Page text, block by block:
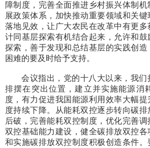
障制度，完善全面推进乡村振兴体制
展政策体系，加快推动重要领域和关键
落地见效，让广大农民在改革中有更
计同基层探索有机结合起来，允许和
探索，善于发现和总结基层的实践创造
困难的要及时给予支持。
会议指出，党的十八大以来，我
排摆在突出位置，建立并实施能源消
度，有力促进我国能源利用效率大幅
度持续下降。从能耗双控逐步转向碳
后破，完善能耗双控制度，优化完善
双控基础能力建设，健全碳排放双控
和实施碳排放双控制度积极创造条件